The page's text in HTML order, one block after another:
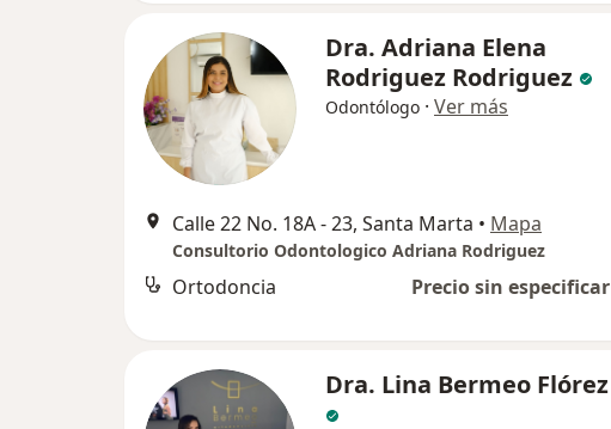
Dra. Adriana Elena
Rodriguez Rodriguez
Odontólogo · Ver más
Calle 22 No. 18A - 23, Santa Marta • Mapa
Consultorio Odontologico Adriana Rodriguez
Ortodoncia Precio sin especificar
Dra. Lina Bermeo Flórez